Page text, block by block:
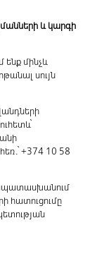
և կարգի
ենք մինչև
սույն
+374 10 58
հատուցումը